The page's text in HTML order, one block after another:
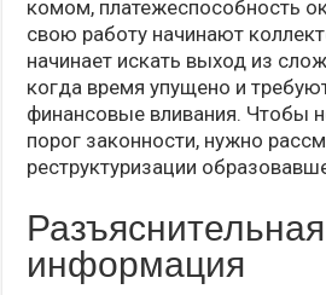
комом, платежеспособность
свою работу начинают
начинает искать выход из
когда время упущено и
финансовые вливания. Чтобы
порог законности, нужно
реструктуризации
Разъяснительная
информация